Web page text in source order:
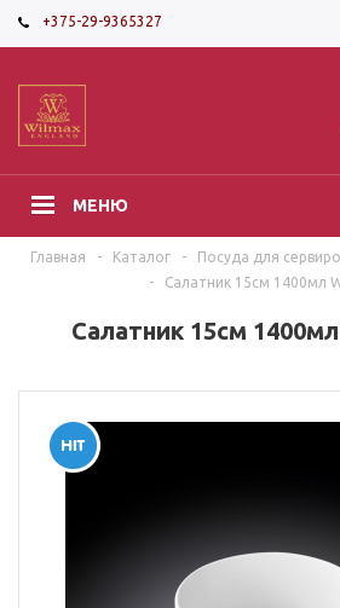
+375-29-9365327
МЕНЮ
Главная - Каталог - Посуда для
-
Салатник 15см 1400мл
Салатник 15см